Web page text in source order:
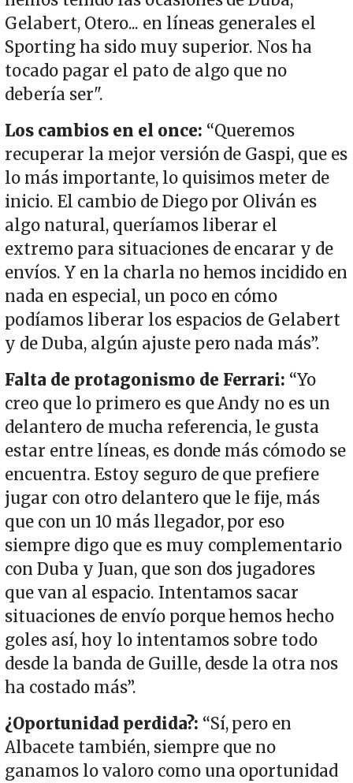
Gelabert, Otero... en líneas generales el
Sporting ha sido muy superior. Nos ha
tocado pagar el pato de algo que no
debería ser".
Los cambios en el once: “Queremos
recuperar la mejor versión de Gaspi, que es
lo más importante, lo quisimos meter de
inicio. El cambio de Diego por Oliván es
algo natural, queríamos liberar el
extremo para situaciones de encarar y de
envíos. Y en la charla no hemos incidido en
nada en especial, un poco en cómo
podíamos liberar los espacios de Gelabert
y de Duba, algún ajuste pero nada más”.
Falta de protagonismo de Ferrari: “Yo
creo que lo primero es que Andy no es un
delantero de mucha referencia, le gusta
estar entre líneas, es donde más cómodo se
encuentra. Estoy seguro de que prefiere
jugar con otro delantero que le fije, más
que con un 10 más llegador, por eso
siempre digo que es muy complementario
con Duba y Juan, que son dos jugadores
que van al espacio. Intentamos sacar
situaciones de envío porque hemos hecho
goles así, hoy lo intentamos sobre todo
desde la banda de Guille, desde la otra nos
ha costado más”.
¿Oportunidad perdida?: “Sí, pero en
Albacete también, siempre que no
ganamos lo valoro como una oportunidad